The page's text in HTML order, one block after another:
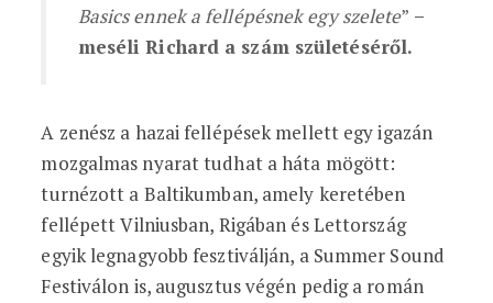
Basics ennek a fellépésnek egy szelete” –
meséli Richard a szám születéséről.
A zenész a hazai fellépések mellett egy igazán
mozgalmas nyarat tudhat a háta mögött:
turnézott a Baltikumban, amely keretében
fellépett Vilniusban, Rigában és Lettország
egyik legnagyobb fesztiválján, a Summer Sound
Festiválon is, augusztus végén pedig a román